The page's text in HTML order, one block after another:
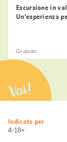
Escursione in
Un’esperienza
Gratuito
Vai!
Informazioni
utili
Indicato per
4-18+